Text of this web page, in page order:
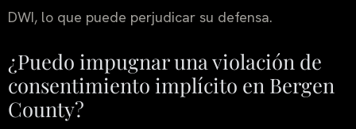
DWI, lo que puede perjudicar su defensa.
¿Puedo impugnar una violación de
consentimiento implícito en Bergen
County?